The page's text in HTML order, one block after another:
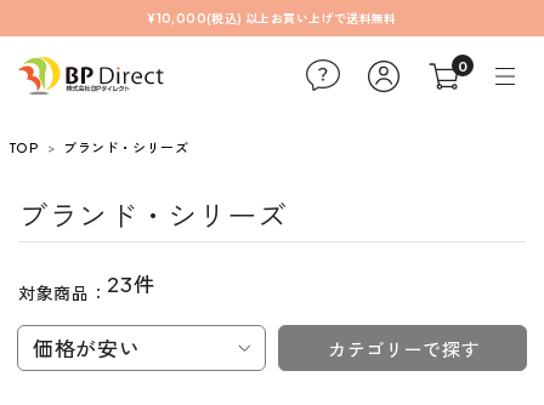
¥10,000(税込) 以上お買い上げで送料無料
0
TOP ブランド・シリーズ
ブランド・シリーズ
対象商品： 23件
価格が安い カテゴリーで探す